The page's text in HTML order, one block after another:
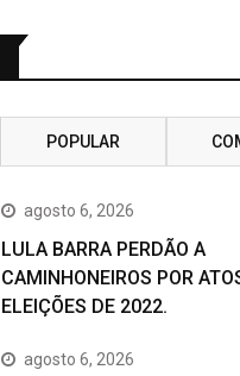
POPULAR
agosto 6, 2026
LULA BARRA PERDÃO A
CAMINHONEIROS POR
ELEIÇÕES DE 2022.
agosto 6, 2026